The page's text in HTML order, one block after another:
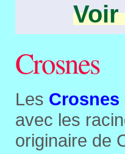
Crosnes
Les Crosnes
avec les
originaire de